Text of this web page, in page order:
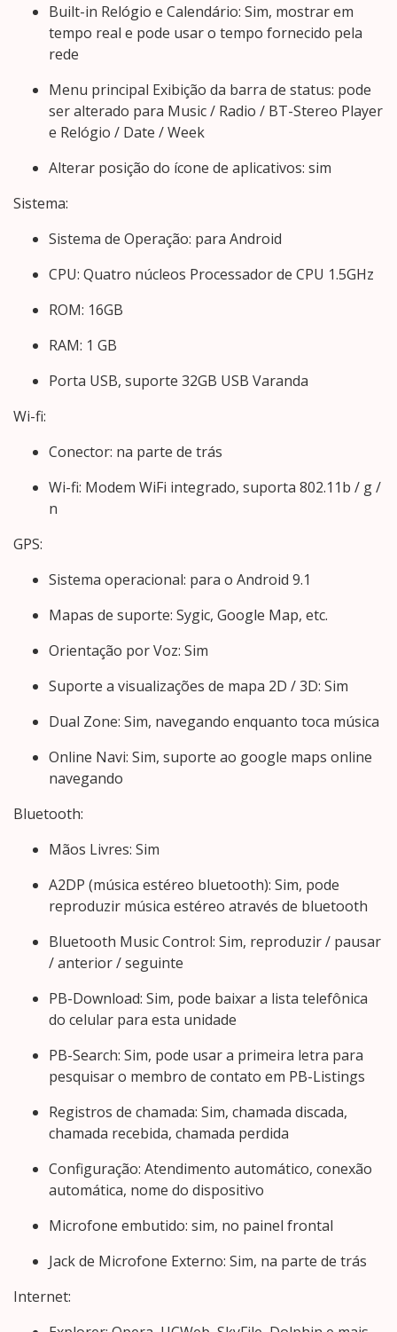
Built-in Relógio e Calendário: Sim, mostrar em
tempo real e pode usar o tempo fornecido pela
rede
Menu principal Exibição da barra de status: pode
ser alterado para Music / Radio / BT-Stereo Player
e Relógio / Date / Week
Alterar posição do ícone de aplicativos: sim
Sistema:
Sistema de Operação: para Android
CPU: Quatro núcleos Processador de CPU 1.5GHz
ROM: 16GB
RAM: 1 GB
Porta USB, suporte 32GB USB Varanda
Wi-fi:
Conector: na parte de trás
Wi-fi: Modem WiFi integrado, suporta 802.11b / g /
n
GPS:
Sistema operacional: para o Android 9.1
Mapas de suporte: Sygic, Google Map, etc.
Orientação por Voz: Sim
Suporte a visualizações de mapa 2D / 3D: Sim
Dual Zone: Sim, navegando enquanto toca música
Online Navi: Sim, suporte ao google maps online
navegando
Bluetooth:
Mãos Livres: Sim
A2DP (música estéreo bluetooth): Sim, pode
reproduzir música estéreo através de bluetooth
Bluetooth Music Control: Sim, reproduzir / pausar
/ anterior / seguinte
PB-Download: Sim, pode baixar a lista telefônica
do celular para esta unidade
PB-Search: Sim, pode usar a primeira letra para
pesquisar o membro de contato em PB-Listings
Registros de chamada: Sim, chamada discada,
chamada recebida, chamada perdida
Configuração: Atendimento automático, conexão
automática, nome do dispositivo
Microfone embutido: sim, no painel frontal
Jack de Microfone Externo: Sim, na parte de trás
Internet: